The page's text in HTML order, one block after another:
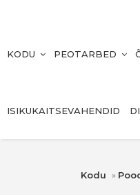
KODU PEOTARBED
ISIKUKAITSEVAHENDID
Kodu »